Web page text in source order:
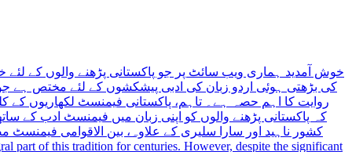
خوش آمدید ہماری ویب سائٹ پر جو پاکستانی پڑھنے والوں کے
کی بڑھتی ہوئی اردو زبان کی ادبی پیشکشوں کے لئے مختص ہے
روایت کا اہم حصہ ہے۔ تاہم، پاکستانی فیمنسٹ لکھاریوں کے
کہ پاکستانی پڑھنے والوں کو اپنی زبان میں فیمنسٹ ادب کے
کشور ناہید اور سارا سلیری کے علاوہ، بین الاقوامی